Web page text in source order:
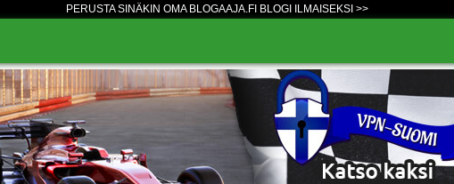
PERUSTA SINÄKIN OMA BLOGAAJA.FI BLOGI ILMAISEKSI >>